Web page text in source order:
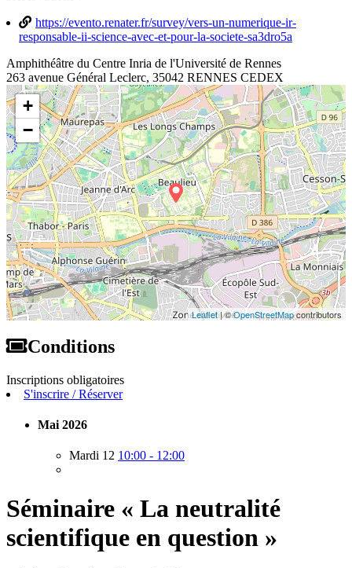
https://evento.renater.fr/survey/vers-un-numerique-ir-
responsable-ii-science-avec-et-pour-la-societe-sa3dro5a
Amphithéâtre du Centre Inria de l'Université de Rennes
263 avenue Général Leclerc, 35042 RENNES CEDEX
+
−
Leaflet| ©OpenStreetMapcontributors
Conditions
Inscriptions obligatoires
S'inscrire / Réserver
Mai 2026
Mardi 12 10:00 - 12:00
Séminaire « La neutralité
scientifique en question »